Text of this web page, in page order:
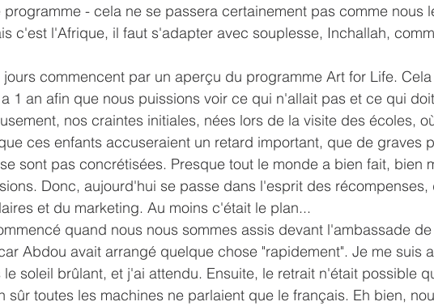
- cela ne se passera certainement pas comme nous
c'est l'Afrique, il faut s'adapter avec souplesse, Inchallah,
commencent par un aperçu du programme Art for Life.
1 an afin que nous puissions voir ce qui n'allait pas et ce qui
nos craintes initiales, nées lors de la visite des écoles,
ces enfants accuseraient un retard important, que de graves
sont pas concrétisées. Presque tout le monde a bien fait, bien
Donc, aujourd'hui se passe dans l'esprit des récompenses,
et du marketing. Au moins c'était le plan...
quand nous nous sommes assis devant l'ambassade de
Abdou avait arrangé quelque chose "rapidement". Je me suis
le soleil brûlant, et j'ai attendu. Ensuite, le retrait n'était possible
sûr toutes les machines ne parlaient que le français. Eh bien,